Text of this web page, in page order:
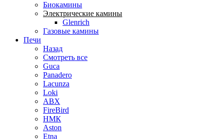
Биокамины
Электрические камины
Glenrich
Газовые камины
Печи
Назад
Смотреть все
Guca
Panadero
Lacunza
Loki
ABX
FireBird
НМК
Aston
Etna